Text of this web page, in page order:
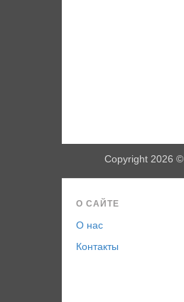
Copyright 2026 ©
О САЙТЕ
О нас
Контакты